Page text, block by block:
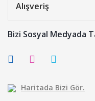
Alışveriş
Bizi Sosyal Medyada
Haritada Bizi Gör.